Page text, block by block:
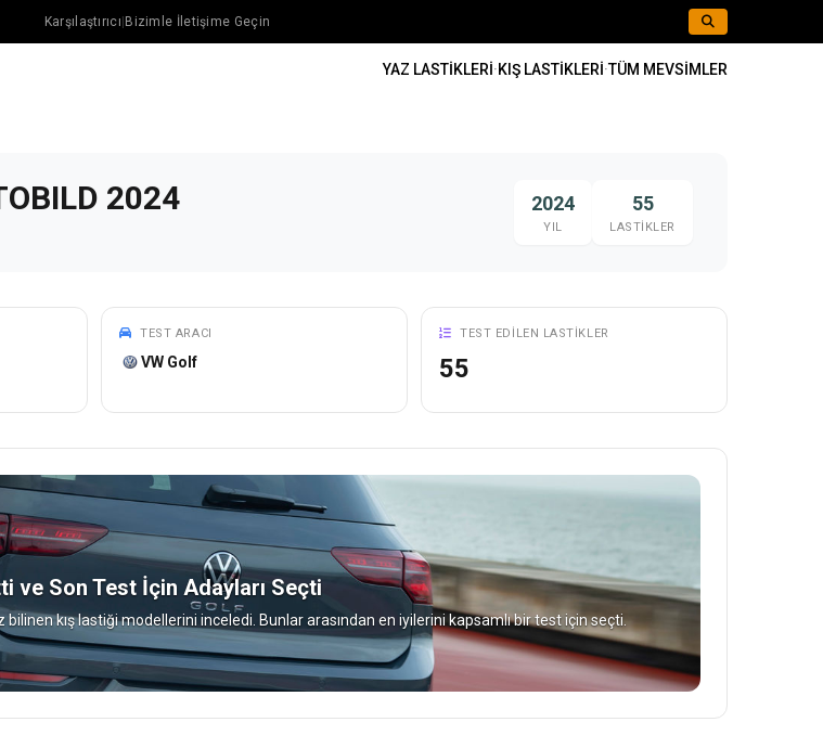
Karşılaştırıcı Bizimle İletişime Geçin
YAZ LASTIKLERI·KIŞ LASTIKLERI·TÜM MEVSIMLER
2024 2024
YIL
55
LASTIKLER
TEST ARACI
VW Golf
TEST EDILEN LASTIKLER
55
ve Son Test İçin Adayları Seçti
kış lastiği modellerini inceledi. Bunlar arasından en iyilerini kapsamlı bir test için seçti.